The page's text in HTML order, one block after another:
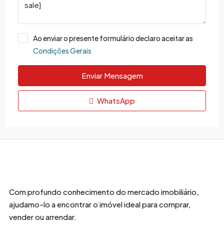
Ao enviar o presente formulário declaro aceitar as
Condições Gerais
Enviar Mensagem
WhatsApp
Com profundo conhecimento do mercado imobiliário,
ajudamo-lo a encontrar o imóvel ideal para comprar,
vender ou arrendar.